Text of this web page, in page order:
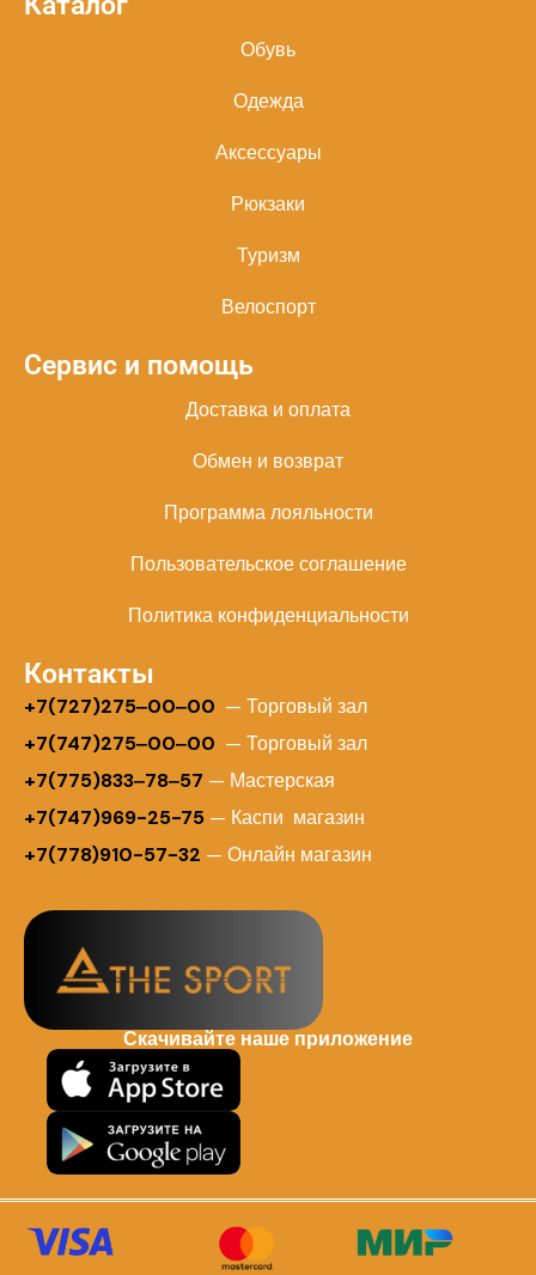
Обувь
Одежда
Аксессуары
Рюкзаки
Туризм
Велоспорт
Сервис и помощь
Доставка и оплата
Обмен и возврат
Программа лояльности
Пользовательское соглашение
Политика конфиденциальности
Контакты
+7(727)275‒00‒00 — Торговый зал
+7(747)275‒00‒00 — Торговый зал
+7(775)833‒78‒57 — Мастерская
+7(747)969-25-75 — Каспи магазин
+7(778)910-57-32 — Онлайн магазин
Скачивайте наше приложение